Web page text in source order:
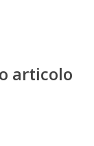
articolo